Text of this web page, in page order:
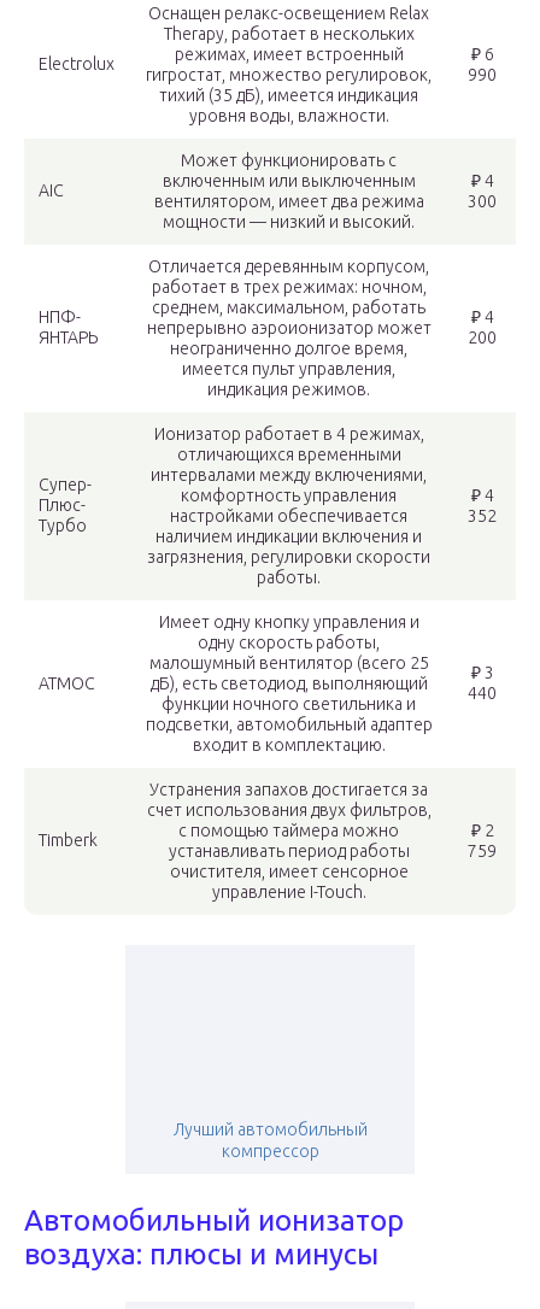
Electrolux
Оснащен релакс-освещением Relax
Therapy, работает в нескольких
режимах, имеет встроенный
гигростат, множество регулировок,
тихий (35 дБ), имеется индикация
уровня воды, влажности.
₽ 6
990
AIC
Может функционировать с
включенным или выключенным
вентилятором, имеет два режима
мощности — низкий и высокий.
₽ 4
300
НПФ-
ЯНТАРЬ
Отличается деревянным корпусом,
работает в трех режимах: ночном,
среднем, максимальном, работать
непрерывно аэроионизатор может
неограниченно долгое время,
имеется пульт управления,
индикация режимов.
₽ 4
200
Супер-
Плюс-
Турбо
Ионизатор работает в 4 режимах,
отличающихся временными
интервалами между включениями,
комфортность управления
настройками обеспечивается
наличием индикации включения и
загрязнения, регулировки скорости
работы.
₽ 4
352
АТМОС
Имеет одну кнопку управления и
одну скорость работы,
малошумный вентилятор (всего 25
дБ), есть светодиод, выполняющий
функции ночного светильника и
подсветки, автомобильный адаптер
входит в комплектацию.
₽ 3
440
Timberk
Устранения запахов достигается за
счет использования двух фильтров,
с помощью таймера можно
устанавливать период работы
очистителя, имеет сенсорное
управление I-Touch.
₽ 2
759
Лучший автомобильный
компрессор
Автомобильный ионизатор
воздуха: плюсы и минусы